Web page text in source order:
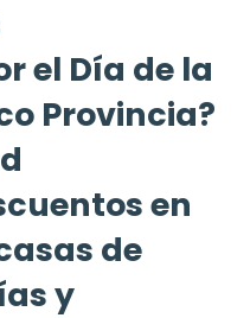
el Día de la
Provincia?
en
de
y